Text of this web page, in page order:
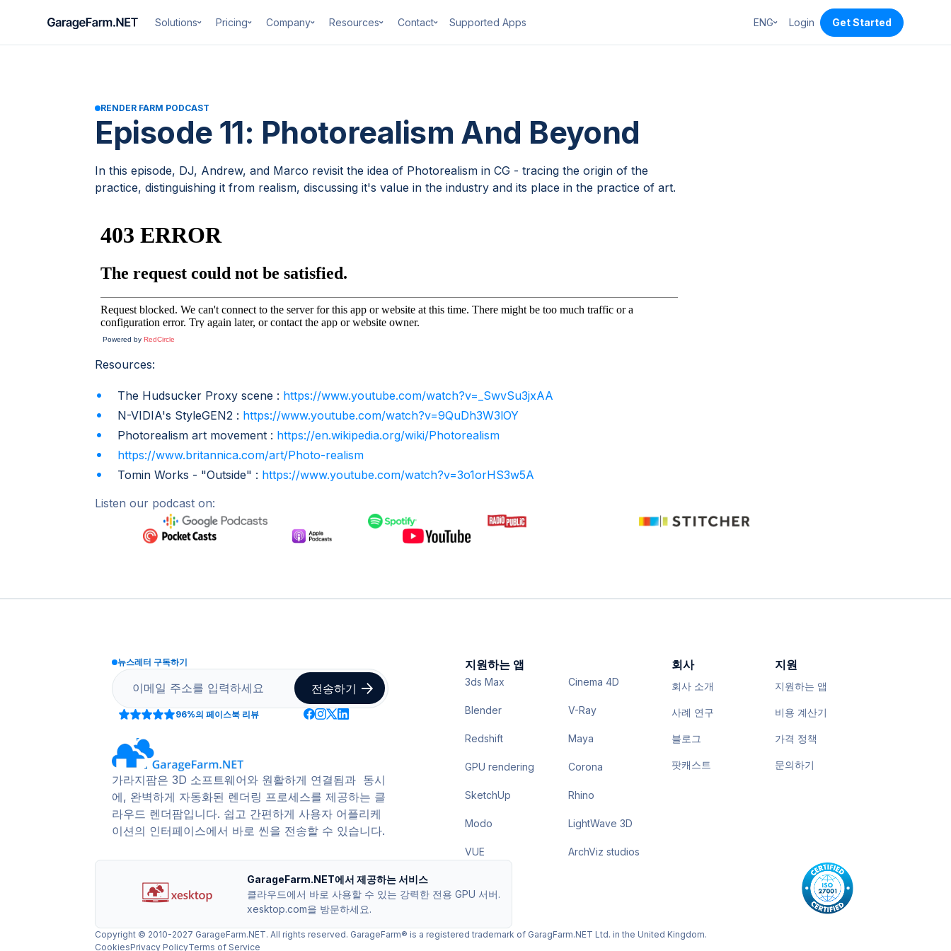
Solutions Pricing Company Resources Contact Supported Apps ENG Login Get Started
RENDER FARM PODCAST
Episode 11: Photorealism And Beyond
In this episode, DJ, Andrew, and Marco revisit the idea of Photorealism in CG - tracing the origin of the
practice, distinguishing it from realism, discussing it's value in the industry and its place in the practice of art.
Powered byRedCircle
Resources:
The Hudsucker Proxy scene : https://www.youtube.com/watch?v=_SwvSu3jxAA
N-VIDIA's StyleGEN2 : https://www.youtube.com/watch?v=9QuDh3W3lOY
Photorealism art movement : https://en.wikipedia.org/wiki/Photorealism
https://www.britannica.com/art/Photo-realism
Tomin Works - "Outside" : https://www.youtube.com/watch?v=3o1orHS3w5A
Listen our podcast on:
뉴스레터 구독하기
96%의 페이스북 리뷰
가라지팜은 3D 소프트웨어와 원활하게 연결됨과 동시
에, 완벽하게 자동화된 렌더링 프로세스를 제공하는 클
라우드 렌더팜입니다. 쉽고 간편하게 사용자 어플리케
이션의 인터페이스에서 바로 씬을 전송할 수 있습니다.
지원하는 앱
3ds Max Cinema 4D
Blender V-Ray
Redshift Maya
GPU rendering Corona
SketchUp Rhino
Modo LightWave 3D
VUE ArchViz studios
회사
회사 소개
사례 연구
블로그
팟캐스트
지원
지원하는 앱
비용 계산기
가격 정책
문의하기
GarageFarm.NET에서 제공하는 서비스
클라우드에서 바로 사용할 수 있는 강력한 전용 GPU 서버.
xesktop.com을 방문하세요.
Copyright © 2010-2027 GarageFarm.NET. All rights reserved. GarageFarm® is a registered trademark of GaragFarm.NET Ltd. in the United Kingdom.
CookiesPrivacy PolicyTerms of Service